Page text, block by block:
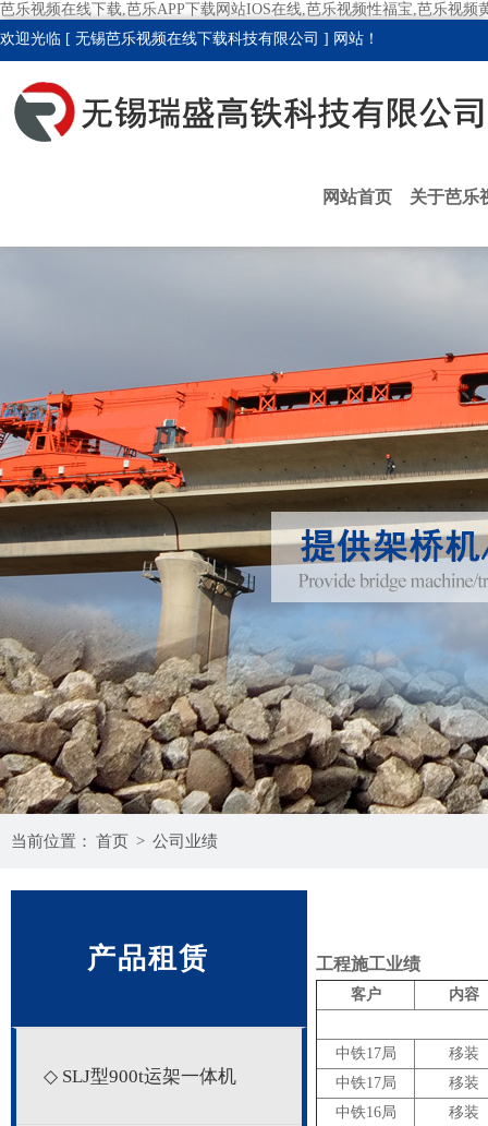
芭乐视频在线下载,芭乐APP下载网站IOS在线,芭乐视频性福宝,芭乐视频
欢迎光临 [ 无锡芭乐视频在线下载科技有限公司 ] 网站！
网站首页 关于芭乐
当前位置： 首页 > 公司业绩
产品租赁
◇ SLJ型900t运架一体机
工程施工业绩
客户 内容
中铁17局
移装
中铁17局
移装
中铁16局
移装